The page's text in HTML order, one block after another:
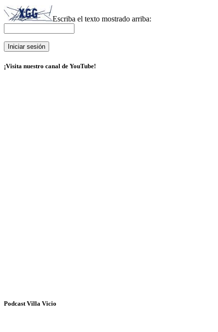
Escriba el texto mostrado arriba:
¡Visita nuestro canal de YouTube!
Podcast Villa Vicio